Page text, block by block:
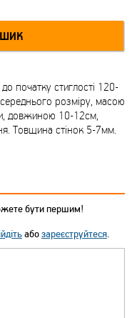
початку стиглості 120-
розміру, масою
довжиною 10-12см,
Товщина стінок 5-7мм.
бути першим!
абозареєструйтеся.